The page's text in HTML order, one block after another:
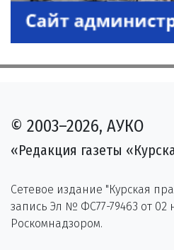
© 2003–2026, АУКО
«Редакция газеты
Сетевое издание "Курская
запись Эл № ФС77-79463 от 02
Роскомнадзором.